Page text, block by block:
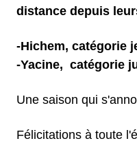
distance depuis
-Hichem, catégorie
-Yacine, catégorie
Une saison qui
Félicitations à toute